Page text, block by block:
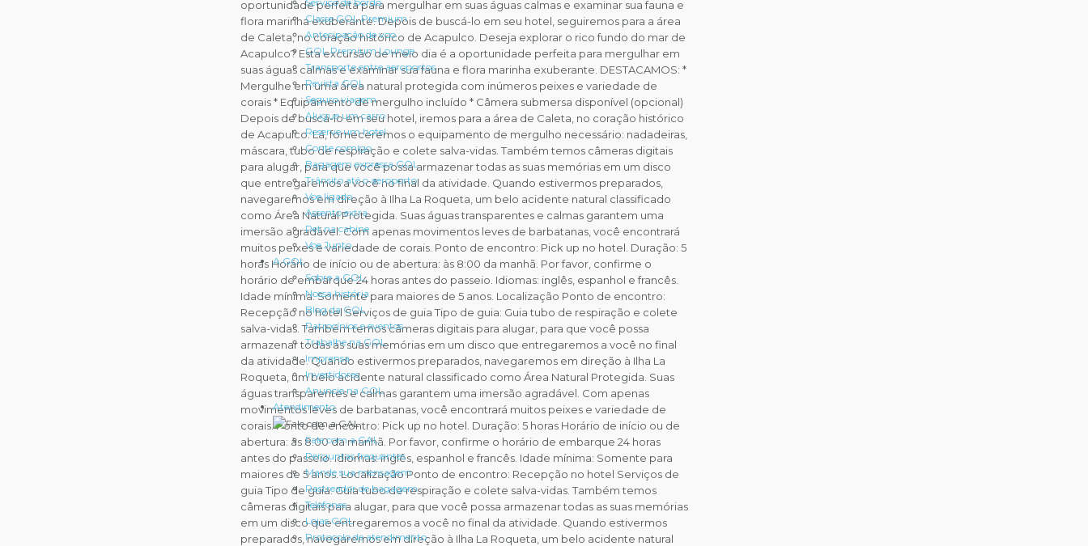
Classe GOL Premium
Antecipação de voo
GOL Premium Lounge
Transporte entre aeroportos
Revista GOL
Seguro viagem
Alugue um carro
Reserve um hotel
Conte comigo
Bagagem expressa GOL
Trânsito até o aeroporto
Voe ligado
Assento extra
Pet na cabine
Voe Junto
A GOL
Sobre a GOL
Nossa história
Blog da GOL
Patrocínios e eventos
Trabalhe na GOL
Imprensa
Investidores
Anuncie na GOL
Atendimento
Fale com a GAL
Perguntas frequentes
Mande sua mensagem
Rastreador de bagagem
Telefones
Lojas GOL
Protocolo de atendimento
oportunidade perfeita para mergulhar em suas águas calmas e examinar sua fauna e
flora marinha exuberante. Depois de buscá-lo em seu hotel, seguiremos para a área
de Caleta, no coração histórico de Acapulco. Deseja explorar o rico fundo do mar de
Acapulco? Esta excursão de meio dia é a oportunidade perfeita para mergulhar em
suas águas calmas e examinar sua fauna e flora marinha exuberante. DESTACAMOS: *
Mergulhe em uma área natural protegida com inúmeros peixes e variedade de
corais * Equipamento de mergulho incluído * Câmera submersa disponível (opcional)
Depois de buscá-lo em seu hotel, iremos para a área de Caleta, no coração histórico
de Acapulco. Lá, forneceremos o equipamento de mergulho necessário: nadadeiras,
máscara, tubo de respiração e colete salva-vidas. Também temos câmeras digitais
para alugar, para que você possa armazenar todas as suas memórias em um disco
que entregaremos a você no final da atividade. Quando estivermos preparados,
navegaremos em direção à Ilha La Roqueta, um belo acidente natural classificado
como Área Natural Protegida. Suas águas transparentes e calmas garantem uma
imersão agradável. Com apenas movimentos leves de barbatanas, você encontrará
muitos peixes e variedade de corais. Ponto de encontro: Pick up no hotel. Duração: 5
horas Horário de início ou de abertura: às 8:00 da manhã. Por favor, confirme o
horário de embarque 24 horas antes do passeio. Idiomas: inglês, espanhol e francês.
Idade mínima: Somente para maiores de 5 anos. Localização Ponto de encontro:
Recepção no hotel Serviços de guia Tipo de guia: Guia tubo de respiração e colete
salva-vidas. Também temos câmeras digitais para alugar, para que você possa
armazenar todas as suas memórias em um disco que entregaremos a você no final
da atividade. Quando estivermos preparados, navegaremos em direção à Ilha La
Roqueta, um belo acidente natural classificado como Área Natural Protegida. Suas
águas transparentes e calmas garantem uma imersão agradável. Com apenas
movimentos leves de barbatanas, você encontrará muitos peixes e variedade de
corais. Ponto de encontro: Pick up no hotel. Duração: 5 horas Horário de início ou de
abertura: às 8:00 da manhã. Por favor, confirme o horário de embarque 24 horas
antes do passeio. Idiomas: inglês, espanhol e francês. Idade mínima: Somente para
maiores de 5 anos. Localização Ponto de encontro: Recepção no hotel Serviços de
guia Tipo de guia: Guia tubo de respiração e colete salva-vidas. Também temos
câmeras digitais para alugar, para que você possa armazenar todas as suas memórias
em um disco que entregaremos a você no final da atividade. Quando estivermos
preparados, navegaremos em direção à Ilha La Roqueta, um belo acidente natural